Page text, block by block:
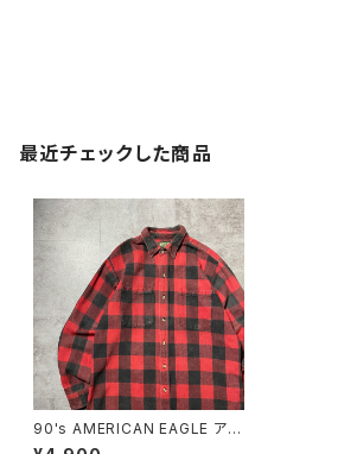
最近チェックした商品
90's AMERICAN EAGLE アメ
リカンイーグル 旧タグ バッフ